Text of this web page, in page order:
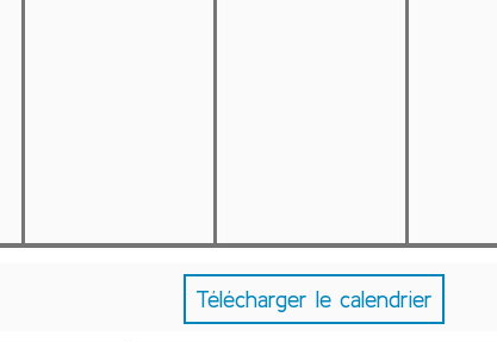
Télécharger le calendrier